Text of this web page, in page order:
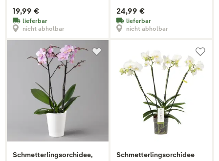
19,99 €
lieferbar
nicht abholbar
24,99 €
lieferbar
nicht abholbar
Schmetterlingsorchidee,
Schmetterlingsorchidee